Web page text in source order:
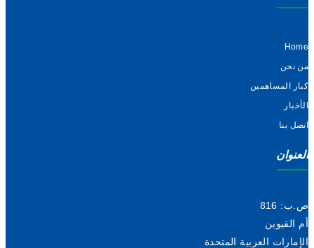
Home
من نحن
كبار المساهمين
الأخبار
اتصل بنا
العنوان
ص.ب: 816
أم القيوين
الإمارات العربية المتحدة